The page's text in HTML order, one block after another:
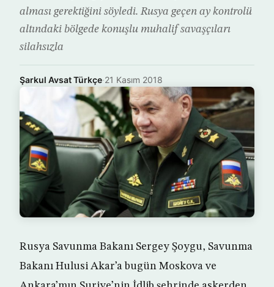
alması gerektiğini söyledi. Rusya geçen ay kontrolü
altındaki bölgede konuşlu muhalif savaşçıları
silahsızla
Şarkul Avsat Türkçe·21 Kasım 2018
Rusya Savunma Bakanı Sergey Şoygu, Savunma
Bakanı Hulusi Akar’a bugün Moskova ve